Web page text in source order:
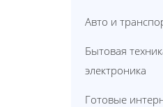
Авто и
Бытовая
электроника
Готовые